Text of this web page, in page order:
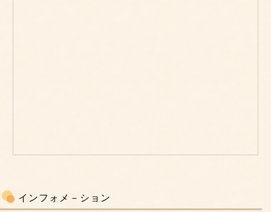
インフォメ－ション